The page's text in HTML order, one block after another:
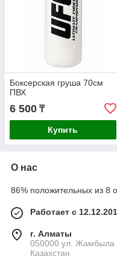
Боксерская груша 70см
ПВХ
6 500 ₸
Купить
О нас
86% положительных из 8
Работает с
г. Алматы
050000 ул. Жамбыла
Казахстан